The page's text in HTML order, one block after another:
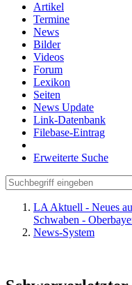
Artikel
Termine
News
Bilder
Videos
Forum
Lexikon
Seiten
News Update
Link-Datenbank
Filebase-Eintrag
Erweiterte Suche
LA Aktuell - Neues
Schwaben -
News-System